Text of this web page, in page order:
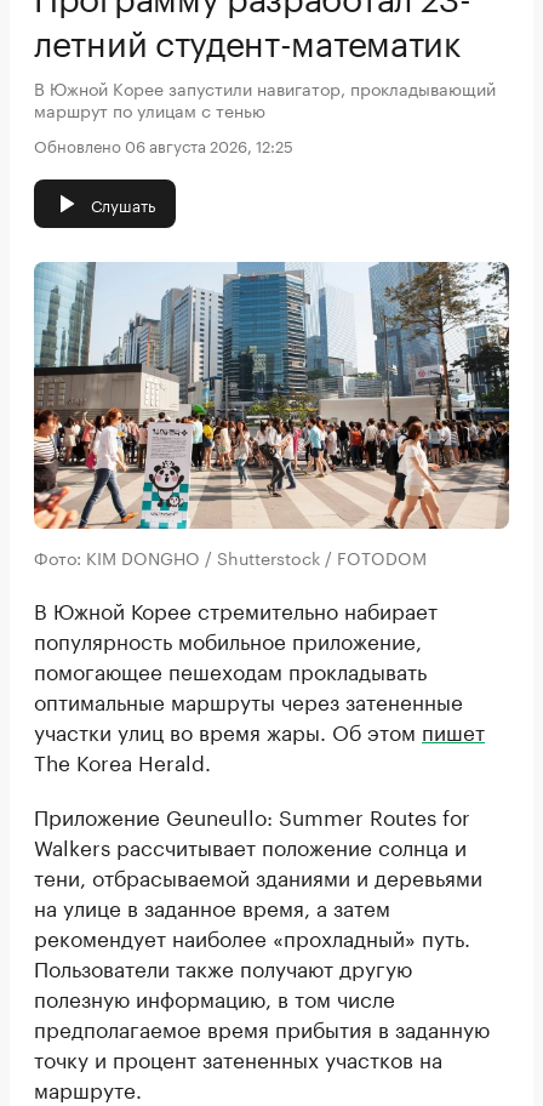
летний студент-математик
В Южной Корее запустили навигатор, прокладывающий
маршрут по улицам с тенью
Обновлено 06 августа 2026, 12:25
Слушать
Фото: KIM DONGHO / Shutterstock / FOTODOM
В Южной Корее стремительно набирает
популярность мобильное приложение,
помогающее пешеходам прокладывать
оптимальные маршруты через затененные
участки улиц во время жары. Об этом пишет
The Korea Herald.
Приложение Geuneullo: Summer Routes for
Walkers рассчитывает положение солнца и
тени, отбрасываемой зданиями и деревьями
на улице в заданное время, а затем
рекомендует наиболее «прохладный» путь.
Пользователи также получают другую
полезную информацию, в том числе
предполагаемое время прибытия в заданную
точку и процент затененных участков на
маршруте.